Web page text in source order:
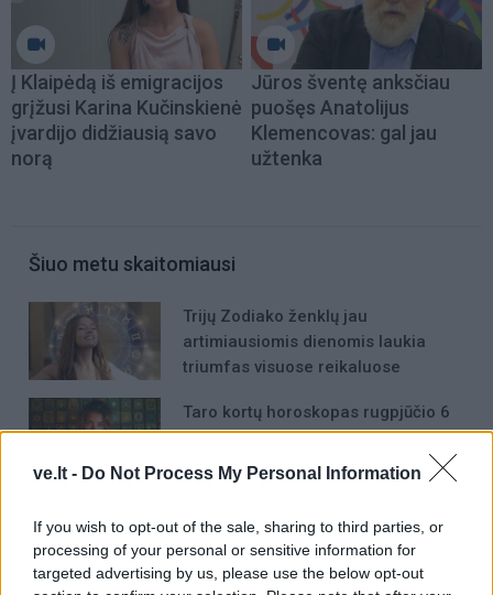
ve.lt - Do Not Process My Personal Information
If you wish to opt-out of the sale, sharing to third parties, or
processing of your personal or sensitive information for
targeted advertising by us, please use the below opt-out
Į Klaipėdą iš emigracijos
grįžusi Karina Kučinskienė
įvardijo didžiausią savo
norą
Jūros šventę anksčiau
puošęs Anatolijus
Klemencovas: gal jau
užtenka
Šiuo metu skaitomiausi
Trijų Zodiako ženklų jau
artimiausiomis dienomis laukia
triumfas visuose reikaluose
Taro kortų horoskopas rugpjūčio 6
dienai: Svarstyklėms – sėkmė,
Jaučiams – greiti sprendimai
pasieks proveržį, kurio taip ilgai
laukė